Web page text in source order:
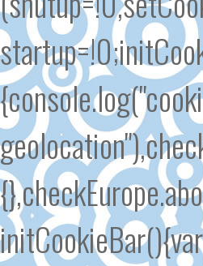
initCookieBar(){var